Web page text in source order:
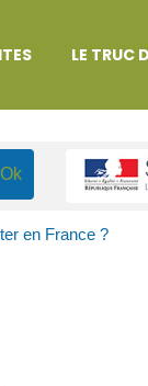
LE TRUC
en France ?